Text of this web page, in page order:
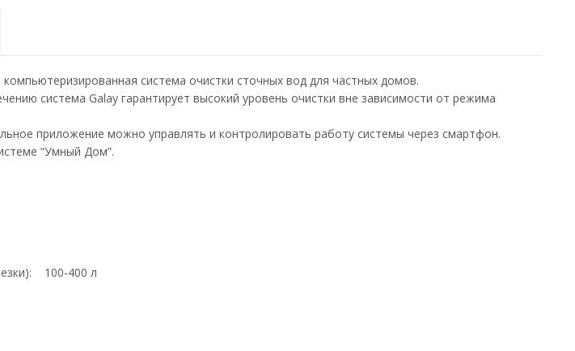
система очистки сточных вод для частных домов.
система Galay гарантирует высокий уровень очистки вне зависимости от режима
приложение можно управлять и контролировать работу системы через смартфон.
“Умный Дом”.
100-400 л